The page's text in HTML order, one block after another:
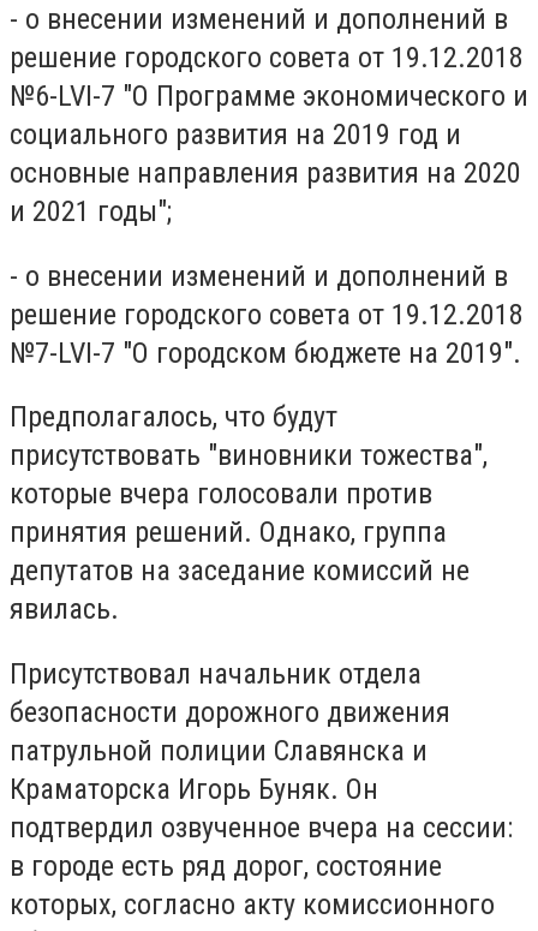
- о внесении изменений и дополнений в
решение городского совета от 19.12.2018
№6-LVI-7 "О Программе экономического и
социального развития на 2019 год и
основные направления развития на 2020
и 2021 годы";
- о внесении изменений и дополнений в
решение городского совета от 19.12.2018
№7-LVI-7 "О городском бюджете на 2019".
Предполагалось, что будут
присутствовать "виновники тожества",
которые вчера голосовали против
принятия решений. Однако, группа
депутатов на заседание комиссий не
явилась.
Присутствовал начальник отдела
безопасности дорожного движения
патрульной полиции Славянска и
Краматорска Игорь Буняк. Он
подтвердил озвученное вчера на сессии:
в городе есть ряд дорог, состояние
которых, согласно акту комиссионного